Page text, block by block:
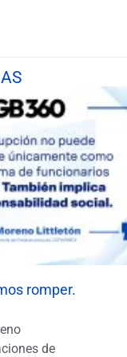
romper.
de